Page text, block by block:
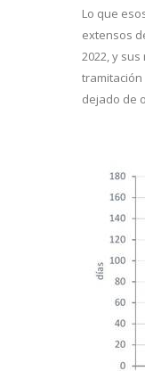
Lo que
extensos
2022, y
tramitación
dejado de